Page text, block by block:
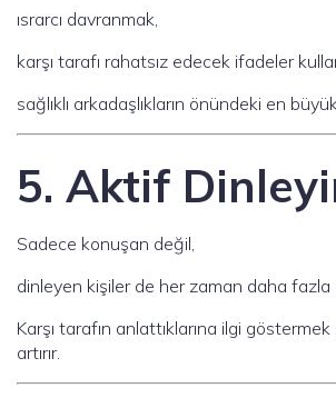
ısrarcı davranmak,
karşı tarafı rahatsız edecek ifadeler
sağlıklı arkadaşlıkların önündeki en
5. Aktif
Sadece konuşan değil,
dinleyen kişiler de her zaman daha fazla
Karşı tarafın anlattıklarına ilgi
artırır.